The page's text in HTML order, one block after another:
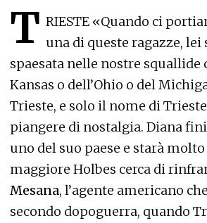
T RIESTE «Quando ci
una di queste ragazze, lei
spaesata nelle nostre squallide
Kansas o dell’Ohio o del
Trieste, e solo il nome di
piangere di nostalgia. Diana
uno del suo paese e starà
maggiore Holbes cerca di
Mesana, l’agente americano
secondo dopoguerra, quando